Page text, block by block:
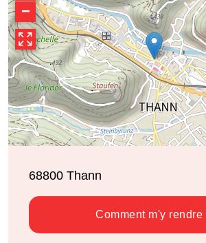
−
68800 Thann
Comment m'y rendre